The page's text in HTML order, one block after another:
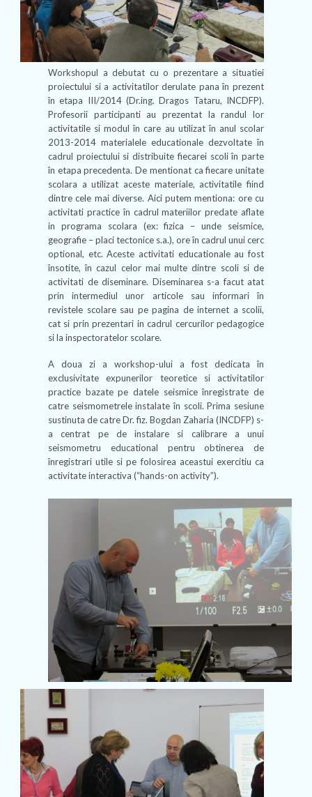
Workshopul a debutat cu o prezentare a situatiei
proiectului si a activitatilor derulate pana în prezent
în etapa III/2014 (Dr.ing. Dragos Tataru, INCDFP).
Profesorii participanti au prezentat la randul lor
activitatile si modul în care au utilizat în anul scolar
2013-2014 materialele educationale dezvoltate în
cadrul proiectului si distribuite fiecarei scoli în parte
în etapa precedenta. De mentionat ca fiecare unitate
scolara a utilizat aceste materiale, activitatile fiind
dintre cele mai diverse. Aici putem mentiona: ore cu
activitati practice în cadrul materiilor predate aflate
in programa scolara (ex: fizica – unde seismice,
geografie – placi tectonice s.a.), ore în cadrul unui cerc
optional, etc. Aceste activitati educationale au fost
însotite, în cazul celor mai multe dintre scoli si de
activitati de diseminare. Diseminarea s-a facut atat
prin intermediul unor articole sau informari în
revistele scolare sau pe pagina de internet a scolii,
cat si prin prezentari in cadrul cercurilor pedagogice
si la inspectoratelor scolare.
A doua zi a workshop-ului a fost dedicata în
exclusivitate expunerilor teoretice si activitatilor
practice bazate pe datele seismice înregistrate de
catre seismometrele instalate în scoli. Prima sesiune
sustinuta de catre Dr. fiz. Bogdan Zaharia (INCDFP) s-
a centrat pe de instalare si calibrare a unui
seismometru educational pentru obtinerea de
înregistrari utile si pe folosirea aceastui exercitiu ca
activitate interactiva (“hands-on activity”).